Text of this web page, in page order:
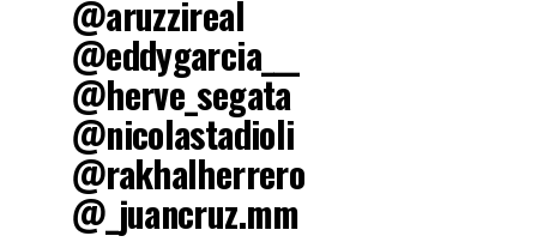
@aruzzireal
@eddygarcia___
@herve_segata
@nicolastadioli
@rakhalherrero
@_juancruz.mm